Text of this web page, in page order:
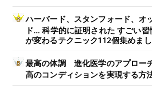
ハーバード、スタンフォード、オ
ド… 科学的に証明された すごい習
が変わるテクニック112個集めま
最高の体調 進化医学のアプロー
高のコンディションを実現する方